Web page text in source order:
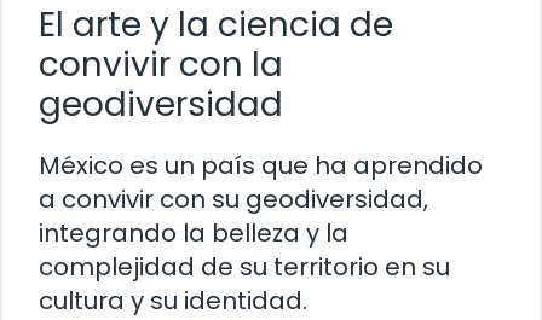
El arte y la ciencia de
convivir con la
geodiversidad
México es un país que ha aprendido
a convivir con su geodiversidad,
integrando la belleza y la
complejidad de su territorio en su
cultura y su identidad.